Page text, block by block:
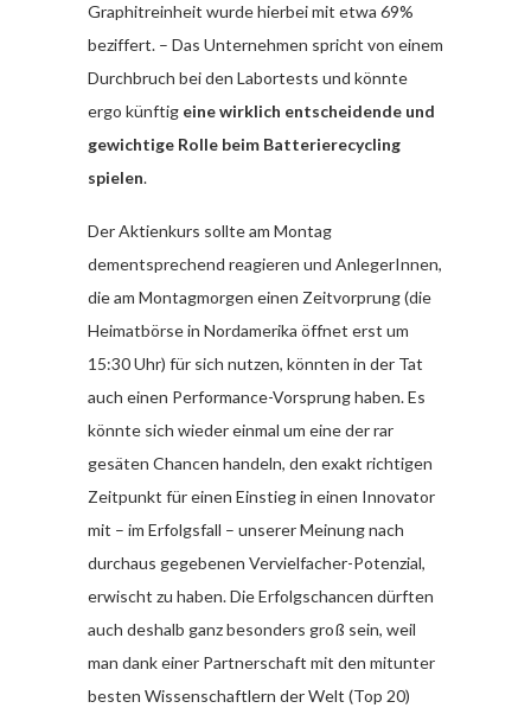
Graphitreinheit wurde hierbei mit etwa 69%
beziffert. – Das Unternehmen spricht von einem
Durchbruch bei den Labortests und könnte
ergo künftig eine wirklich entscheidende und
gewichtige Rolle beim Batterierecycling
spielen.
Der Aktienkurs sollte am Montag
dementsprechend reagieren und AnlegerInnen,
die am Montagmorgen einen Zeitvorprung (die
Heimatbörse in Nordamerika öffnet erst um
15:30 Uhr) für sich nutzen, könnten in der Tat
auch einen Performance-Vorsprung haben. Es
könnte sich wieder einmal um eine der rar
gesäten Chancen handeln, den exakt richtigen
Zeitpunkt für einen Einstieg in einen Innovator
mit – im Erfolgsfall – unserer Meinung nach
durchaus gegebenen Vervielfacher-Potenzial,
erwischt zu haben. Die Erfolgschancen dürften
auch deshalb ganz besonders groß sein, weil
man dank einer Partnerschaft mit den mitunter
besten Wissenschaftlern der Welt (Top 20)